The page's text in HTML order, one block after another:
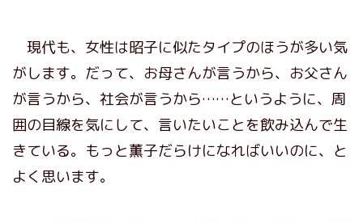
現代も、女性は昭子に似たタイプのほうが多い気
がします。だって、お母さんが言うから、お父さん
が言うから、社会が言うから……というように、周
囲の目線を気にして、言いたいことを飲み込んで生
きている。もっと薫子だらけになればいいのに、と
よく思います。